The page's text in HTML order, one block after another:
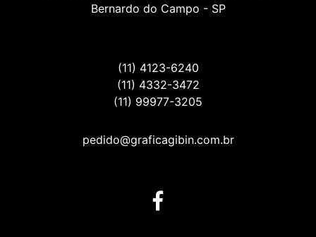
Bernardo do Campo - SP
(11) 4123-6240
(11) 4332-3472
(11) 99977-3205
pedido@graficagibin.com.br